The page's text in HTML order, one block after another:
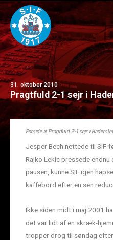
31. oktober 2010
Pragtfuld 2-1 sejr i
Forside»Pragtfuld 2-1 sejr i
Jesper Bech nettede til
Rajko Lekic pressede
pausen, kunne SIF igen
kaffebord efter en sen
Ikke siden midt i maj 2001
det var lidt af en skræk-
tropper drog til søndag